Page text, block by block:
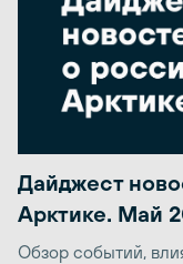
Дайджест
Арктике. Май
Обзор событий,